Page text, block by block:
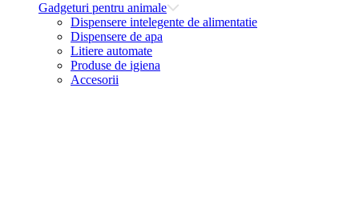
Gadgeturi pentru animale
Dispensere intelegente de alimentatie
Dispensere de apa
Litiere automate
Produse de igiena
Accesorii